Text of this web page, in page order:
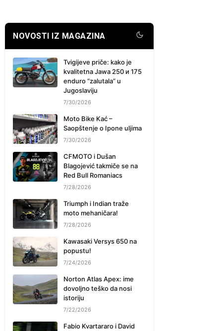
NOVOSTI IZ MAGAZINA
Tvigijeve priče: kako je
kvalitetna Jawa 250 и 175
enduro “zalutala” u
Jugoslaviju
7/30/2026
Moto Bike Kać –
Saopštenje o Ipone uljima
7/30/2026
CFMOTO i Dušan
Blagojević takmiče se na
Red Bull Romaniacs
7/28/2026
Triumph i Indian traže
moto mehaničara!
7/28/2026
Kawasaki Versys 650 na
popustu!
7/24/2026
Norton Atlas Apex: ime
dovoljno teško da nosi
istoriju
7/22/2026
Fabio Kvartararo i David